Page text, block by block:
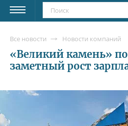
Все новости Новости компаний
«Великий камень»
заметный рост